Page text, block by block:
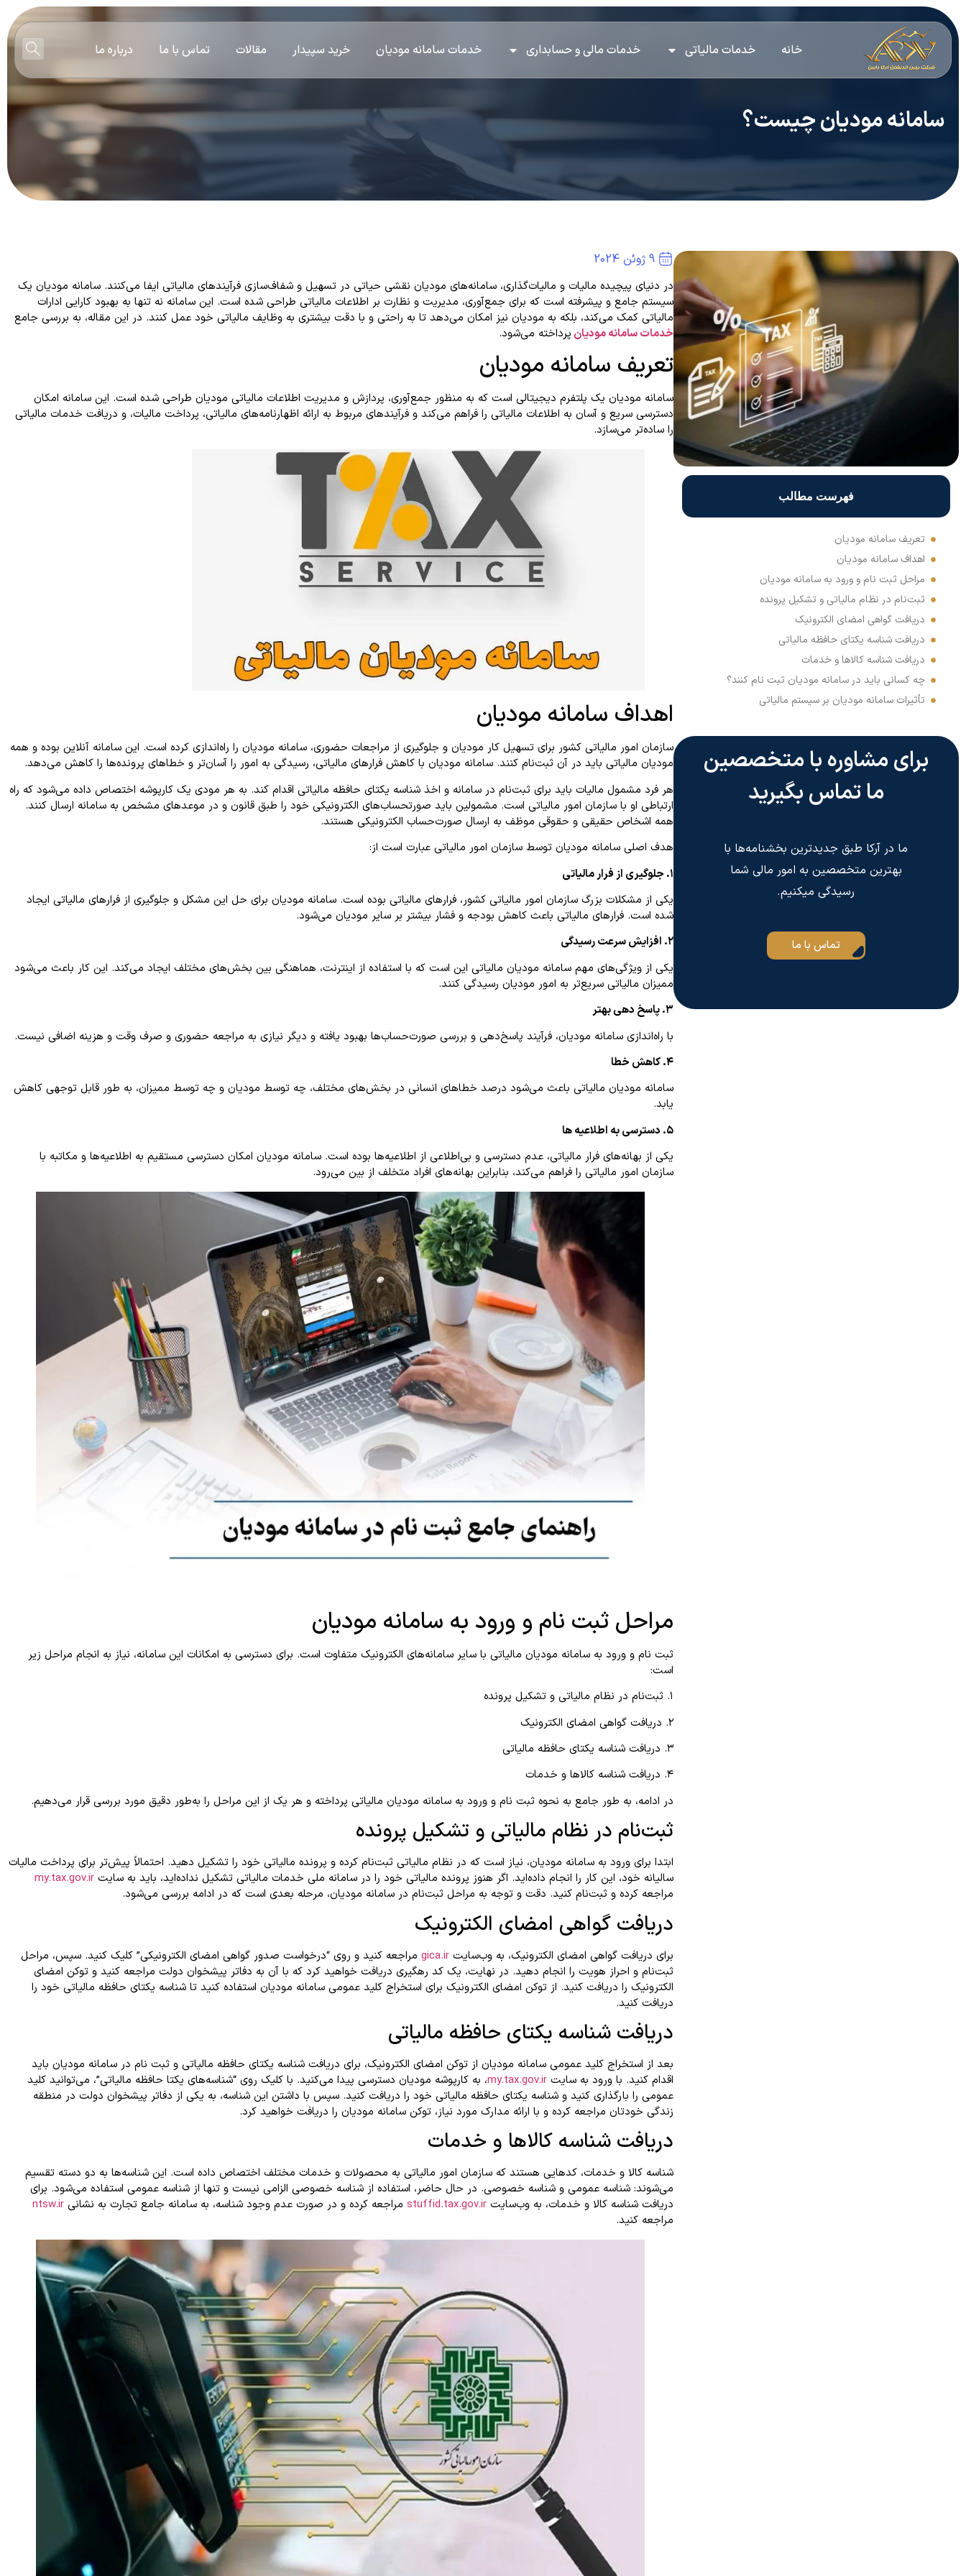
خانه خدمات مالیاتی خدمات مالی و حسابداری خدمات سامانه مودیان خرید سپیدار مقالات تماس با ما درباره ما
سامانه مودیان چیست؟
فهرست مطالب
تعریف سامانه مودیان
اهداف سامانه مودیان
مراحل ثبت نام و ورود به سامانه مودیان
ثبت‌نام در نظام مالیاتی و تشکیل پرونده
دریافت گواهی امضای الکترونیک
دریافت شناسه یکتای حافظه مالیاتی
دریافت شناسه کالاها و خدمات
چه کسانی باید در سامانه مودیان ثبت نام کنند؟
تأثیرات سامانه مودیان بر سیستم مالیاتی
برای مشاوره با متخصصین
ما تماس بگیرید
ما در آرکا طبق جدیدترین بخشنامه‌ها با
بهترین متخصصین به امور مالی شما
رسیدگی میکنیم.
تماس با ما
9 ژوئن 2024
در دنیای پیچیده مالیات و مالیات‌گذاری، سامانه‌های مودیان نقشی حیاتی در تسهیل و شفاف‌سازی فرآیندهای مالیاتی ایفا می‌کنند. سامانه مودیان یک
سیستم جامع و پیشرفته است که برای جمع‌آوری، مدیریت و نظارت بر اطلاعات مالیاتی طراحی شده است. این سامانه نه تنها به بهبود کارایی ادارات
مالیاتی کمک می‌کند، بلکه به مودیان نیز امکان می‌دهد تا به راحتی و با دقت بیشتری به وظایف مالیاتی خود عمل کنند. در این مقاله، به بررسی جامع
خدمات سامانه مودیان پرداخته می‌شود.
تعریف سامانه مودیان
سامانه مودیان یک پلتفرم دیجیتالی است که به منظور جمع‌آوری، پردازش و مدیریت اطلاعات مالیاتی مودیان طراحی شده است. این سامانه امکان
دسترسی سریع و آسان به اطلاعات مالیاتی را فراهم می‌کند و فرآیندهای مربوط به ارائه اظهارنامه‌های مالیاتی، پرداخت مالیات، و دریافت خدمات مالیاتی
را ساده‌تر می‌سازد.
اهداف سامانه مودیان
سازمان امور مالیاتی کشور برای تسهیل کار مودیان و جلوگیری از مراجعات حضوری، سامانه مودیان را راه‌اندازی کرده است. این سامانه آنلاین بوده و همه
مودیان مالیاتی باید در آن ثبت‌نام کنند. سامانه مودیان با کاهش فرارهای مالیاتی، رسیدگی به امور را آسان‌تر و خطاهای پرونده‌ها را کاهش می‌دهد.
هر فرد مشمول مالیات باید برای ثبت‌نام در سامانه و اخذ شناسه یکتای حافظه مالیاتی اقدام کند. به هر مودی یک کارپوشه اختصاص داده می‌شود که راه
ارتباطی او با سازمان امور مالیاتی است. مشمولین باید صورتحساب‌های الکترونیکی خود را طبق قانون و در موعدهای مشخص به سامانه ارسال کنند.
همه اشخاص حقیقی و حقوقی موظف به ارسال صورت‌حساب الکترونیکی هستند.
هدف اصلی سامانه مودیان توسط سازمان امور مالیاتی عبارت است از:
۱. جلوگیری از فرار مالیاتی
یکی از مشکلات بزرگ سازمان امور مالیاتی کشور، فرارهای مالیاتی بوده است. سامانه مودیان برای حل این مشکل و جلوگیری از فرارهای مالیاتی ایجاد
شده است. فرارهای مالیاتی باعث کاهش بودجه و فشار بیشتر بر سایر مودیان می‌شود.
۲. افزایش سرعت رسیدگی
یکی از ویژگی‌های مهم سامانه مودیان مالیاتی این است که با استفاده از اینترنت، هماهنگی بین بخش‌های مختلف ایجاد می‌کند. این کار باعث می‌شود
ممیزان مالیاتی سریع‌تر به امور مودیان رسیدگی کنند.
۳. پاسخ دهی بهتر
با راه‌اندازی سامانه مودیان، فرآیند پاسخ‌دهی و بررسی صورت‌حساب‌ها بهبود یافته و دیگر نیازی به مراجعه حضوری و صرف وقت و هزینه اضافی نیست.
۴. کاهش خطا
سامانه مودیان مالیاتی باعث می‌شود درصد خطاهای انسانی در بخش‌های مختلف، چه توسط مودیان و چه توسط ممیزان، به طور قابل توجهی کاهش
یابد.
۵. دسترسی به اطلاعیه ها
یکی از بهانه‌های فرار مالیاتی، عدم دسترسی و بی‌اطلاعی از اطلاعیه‌ها بوده است. سامانه مودیان امکان دسترسی مستقیم به اطلاعیه‌ها و مکاتبه با
سازمان امور مالیاتی را فراهم می‌کند، بنابراین بهانه‌های افراد متخلف از بین می‌رود.
مراحل ثبت نام و ورود به سامانه مودیان
ثبت نام و ورود به سامانه مودیان مالیاتی با سایر سامانه‌های الکترونیک متفاوت است. برای دسترسی به امکانات این سامانه، نیاز به انجام مراحل زیر
است:
۱. ثبت‌نام در نظام مالیاتی و تشکیل پرونده
۲. دریافت گواهی امضای الکترونیک
۳. دریافت شناسه یکتای حافظه مالیاتی
۴. دریافت شناسه کالاها و خدمات
در ادامه، به طور جامع به نحوه ثبت نام و ورود به سامانه مودیان مالیاتی پرداخته و هر یک از این مراحل را به‌طور دقیق مورد بررسی قرار می‌دهیم.
ثبت‌نام در نظام مالیاتی و تشکیل پرونده
ابتدا برای ورود به سامانه مودیان، نیاز است که در نظام مالیاتی ثبت‌نام کرده و پرونده مالیاتی خود را تشکیل دهید. احتمالاً پیش‌تر برای پرداخت مالیات
سالیانه خود، این کار را انجام داده‌اید. اگر هنوز پرونده مالیاتی خود را در سامانه ملی خدمات مالیاتی تشکیل نداده‌اید، باید به سایتmy.tax.gov.ir
مراجعه کرده و ثبت‌نام کنید. دقت و توجه به مراحل ثبت‌نام در سامانه مودیان، مرحله بعدی است که در ادامه بررسی می‌شود.
دریافت گواهی امضای الکترونیک
برای دریافت گواهی امضای الکترونیک، به وب‌سایتgica.ir مراجعه کنید و روی “درخواست صدور گواهی امضای الکترونیکی” کلیک کنید. سپس، مراحل
ثبت‌نام و احراز هویت را انجام دهید. در نهایت، یک کد رهگیری دریافت خواهید کرد که با آن به دفاتر پیشخوان دولت مراجعه کنید و توکن امضای
الکترونیک را دریافت کنید. از توکن امضای الکترونیک برای استخراج کلید عمومی سامانه مودیان استفاده کنید تا شناسه یکتای حافظه مالیاتی خود را
دریافت کنید.
دریافت شناسه یکتای حافظه مالیاتی
بعد از استخراج کلید عمومی سامانه مودیان از توکن امضای الکترونیک، برای دریافت شناسه یکتای حافظه مالیاتی و ثبت نام در سامانه مودیان باید
اقدام کنید. با ورود به سایتmy.tax.gov.ir، به کارپوشه مودیان دسترسی پیدا می‌کنید. با کلیک روی “شناسه‌های یکتا حافظه مالیاتی”، می‌توانید کلید
عمومی را بارگذاری کنید و شناسه یکتای حافظه مالیاتی خود را دریافت کنید. سپس با داشتن این شناسه، به یکی از دفاتر پیشخوان دولت در منطقه
زندگی خودتان مراجعه کرده و با ارائه مدارک مورد نیاز، توکن سامانه مودیان را دریافت خواهید کرد.
دریافت شناسه کالاها و خدمات
شناسه کالا و خدمات، کدهایی هستند که سازمان امور مالیاتی به محصولات و خدمات مختلف اختصاص داده است. این شناسه‌ها به دو دسته تقسیم
می‌شوند: شناسه عمومی و شناسه خصوصی. در حال حاضر، استفاده از شناسه خصوصی الزامی نیست و تنها از شناسه عمومی استفاده می‌شود. برای
دریافت شناسه کالا و خدمات، به وب‌سایتstuffid.tax.gov.ir مراجعه کرده و در صورت عدم وجود شناسه، به سامانه جامع تجارت به نشانیntsw.ir
مراجعه کنید.